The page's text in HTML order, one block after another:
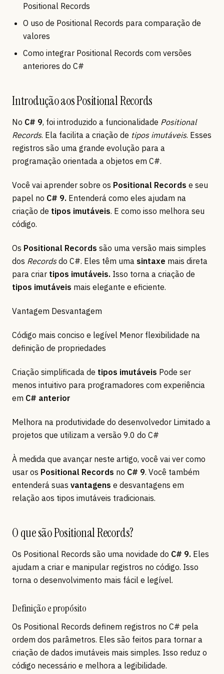
Positional Records
O uso de Positional Records para comparação de
valores
Como integrar Positional Records com versões
anteriores do C#
Introdução aos Positional Records
No C# 9, foi introduzido a funcionalidade Positional
Records. Ela facilita a criação de tipos imutáveis. Esses
registros são uma grande evolução para a
programação orientada a objetos em C#.
Você vai aprender sobre os Positional Records e seu
papel no C# 9. Entenderá como eles ajudam na
criação de tipos imutáveis. E como isso melhora seu
código.
Os Positional Records são uma versão mais simples
dos Recordsdo C#. Eles têm uma sintaxe mais direta
para criar tipos imutáveis. Isso torna a criação de
tipos imutáveis mais elegante e eficiente.
Vantagem Desvantagem
Código mais conciso e legível Menor flexibilidade na
definição de propriedades
Criação simplificada de tipos imutáveis Pode ser
menos intuitivo para programadores com experiência
em C# anterior
Melhora na produtividade do desenvolvedor Limitado a
projetos que utilizam a versão 9.0 do C#
À medida que avançar neste artigo, você vai ver como
usar os Positional Records no C# 9. Você também
entenderá suas vantagens e desvantagens em
relação aos tipos imutáveis tradicionais.
O que são Positional Records?
Os Positional Records são uma novidade do C# 9. Eles
ajudam a criar e manipular registros no código. Isso
torna o desenvolvimento mais fácil e legível.
Definição e propósito
Os Positional Records definem registros no C# pela
ordem dos parâmetros. Eles são feitos para tornar a
criação de dados imutáveis mais simples. Isso reduz o
código necessário e melhora a legibilidade.